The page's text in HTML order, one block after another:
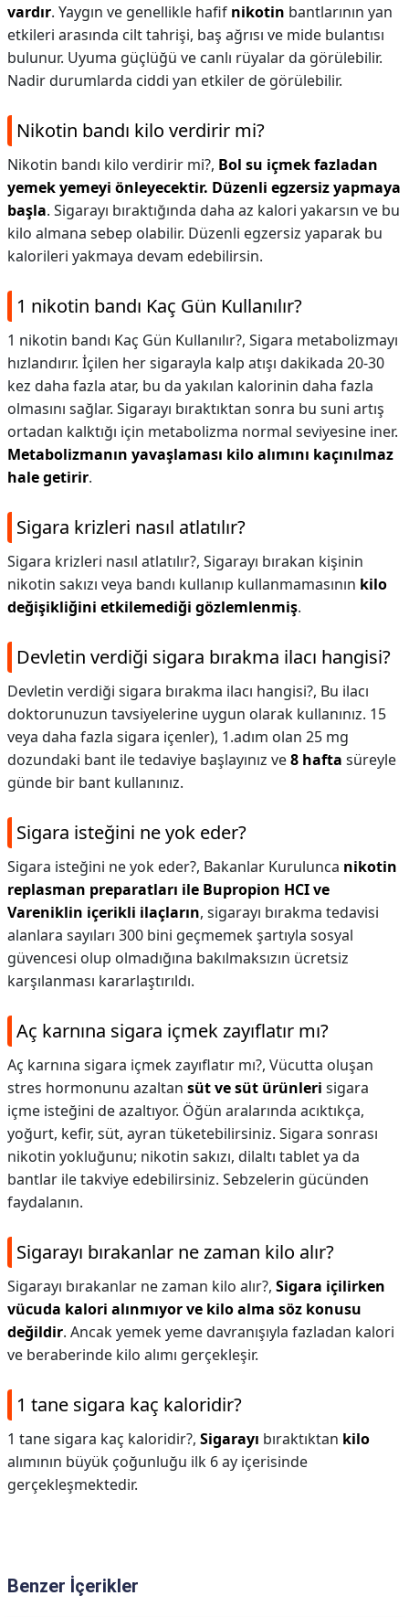
vardır. Yaygın ve genellikle hafif nikotin bantlarının yan
etkileri arasında cilt tahrişi, baş ağrısı ve mide bulantısı
bulunur. Uyuma güçlüğü ve canlı rüyalar da görülebilir.
Nadir durumlarda ciddi yan etkiler de görülebilir.
Nikotin bandı kilo verdirir mi?
Nikotin bandı kilo verdirir mi?, Bol su içmek fazladan
yemek yemeyi önleyecektir. Düzenli egzersiz yapmaya
başla. Sigarayı bıraktığında daha az kalori yakarsın ve bu
kilo almana sebep olabilir. Düzenli egzersiz yaparak bu
kalorileri yakmaya devam edebilirsin.
1 nikotin bandı Kaç Gün Kullanılır?
1 nikotin bandı Kaç Gün Kullanılır?, Sigara metabolizmayı
hızlandırır. İçilen her sigarayla kalp atışı dakikada 20-30
kez daha fazla atar, bu da yakılan kalorinin daha fazla
olmasını sağlar. Sigarayı bıraktıktan sonra bu suni artış
ortadan kalktığı için metabolizma normal seviyesine iner.
Metabolizmanın yavaşlaması kilo alımını kaçınılmaz
hale getirir.
Sigara krizleri nasıl atlatılır?
Sigara krizleri nasıl atlatılır?, Sigarayı bırakan kişinin
nikotin sakızı veya bandı kullanıp kullanmamasının kilo
değişikliğini etkilemediği gözlemlenmiş.
Devletin verdiği sigara bırakma ilacı hangisi?
Devletin verdiği sigara bırakma ilacı hangisi?, Bu ilacı
doktorunuzun tavsiyelerine uygun olarak kullanınız. 15
veya daha fazla sigara içenler), 1.adım olan 25 mg
dozundaki bant ile tedaviye başlayınız ve8 hafta süreyle
günde bir bant kullanınız.
Sigara isteğini ne yok eder?
Sigara isteğini ne yok eder?, Bakanlar Kurulunca nikotin
replasman preparatları ile Bupropion HCI ve
Vareniklin içerikli ilaçların, sigarayı bırakma tedavisi
alanlara sayıları 300 bini geçmemek şartıyla sosyal
güvencesi olup olmadığına bakılmaksızın ücretsiz
karşılanması kararlaştırıldı.
Aç karnına sigara içmek zayıflatır mı?
Aç karnına sigara içmek zayıflatır mı?, Vücutta oluşan
stres hormonunu azaltan süt ve süt ürünleri sigara
içme isteğini de azaltıyor. Öğün aralarında acıktıkça,
yoğurt, kefir, süt, ayran tüketebilirsiniz. Sigara sonrası
nikotin yokluğunu; nikotin sakızı, dilaltı tablet ya da
bantlar ile takviye edebilirsiniz. Sebzelerin gücünden
faydalanın.
Sigarayı bırakanlar ne zaman kilo alır?
Sigarayı bırakanlar ne zaman kilo alır?, Sigara içilirken
vücuda kalori alınmıyor ve kilo alma söz konusu
değildir. Ancak yemek yeme davranışıyla fazladan kalori
ve beraberinde kilo alımı gerçekleşir.
1 tane sigara kaç kaloridir?
1 tane sigara kaç kaloridir?, Sigarayı bıraktıktan kilo
alımının büyük çoğunluğu ilk 6 ay içerisinde
gerçekleşmektedir.
Benzer İçerikler